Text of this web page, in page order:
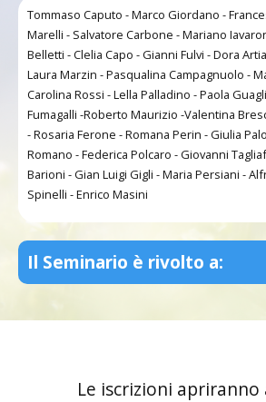
Tommaso Caputo - Marco Giordano -
Marelli - Salvatore Carbone - Mariano
Belletti - Clelia Capo - Gianni Fulvi - Dora
Laura Marzin - Pasqualina Campagnuolo -
Carolina Rossi - Lella Palladino - Paola
Fumagalli -Roberto Maurizio -Valentina
- Rosaria Ferone - Romana Perin - Giulia
Romano - Federica Polcaro - Giovanni
Barioni - Gian Luigi Gigli - Maria Persiani -
Spinelli - Enrico Masini
Il Seminario è rivolto a:
Le iscrizioni apriranno